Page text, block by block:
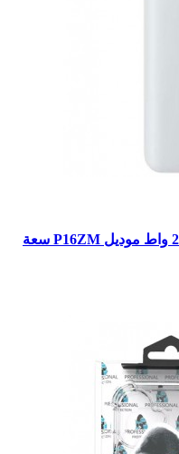
باور بانك ريدمي لايت 2USB بقدرة 22.5 واط موديل P16ZM سعة